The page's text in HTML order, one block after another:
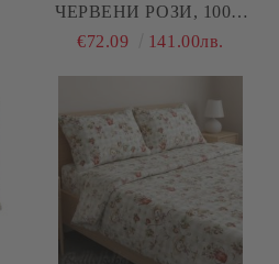
ЧЕРВЕНИ РОЗИ, 100%
ПАМУК/ 5Д, РАНФОРС, 5
€72.09 141.00лв.